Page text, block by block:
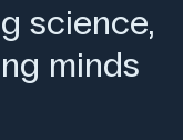
science,
minds